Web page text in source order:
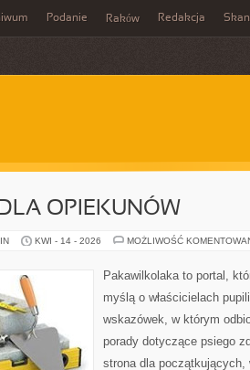
Podanie Raków Redakcja
OPIEKUNÓW
KWI - 14 - 2026 MOŻLIWOŚĆ
Pakawilkolaka to portal,
myślą o właścicielach
wskazówek, w którym
porady dotyczące psiego
strona dla początkujących,